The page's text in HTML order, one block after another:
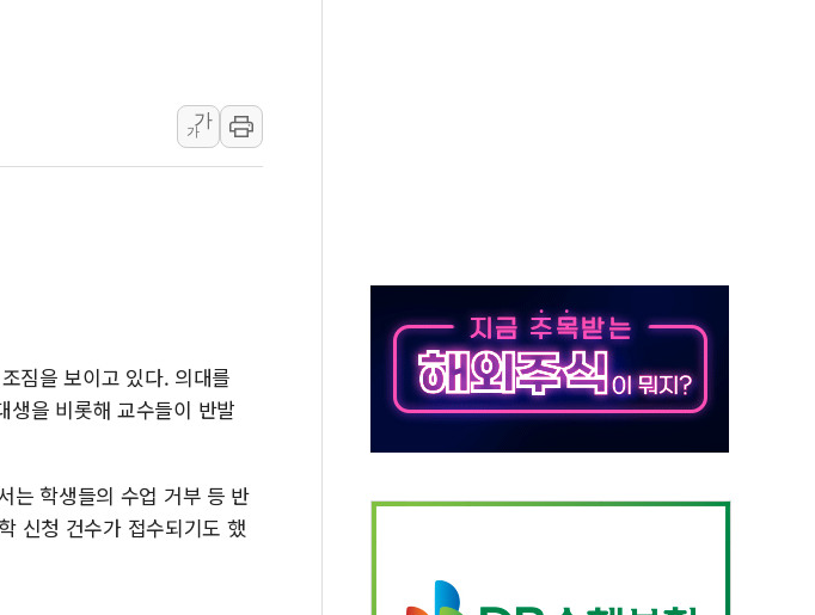
美 정보 당국 "푸틴, 몇 년 내 NATO 결속력 시험하려 한정적 침공 가능성"
인도, 바이오가스 생산에 3.5조원 투입키로...'에너지 자립' 일환
국민의힘 윤리위, '부산 돌려차기 발언' 논란 서범수·진종오 징계절차 개시
수박으로 여름 나는 하마
전남광주 구례 산불 32분 만에 주불 진화...인명피해 없어
가
가
짐을 보이고 있다. 의대를
생을 비롯해 교수들이 반발
는 학생들의 수업 거부 등 반
신청 건수가 접수되기도 했